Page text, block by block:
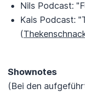
Nils Podcast:
Kais Podcast:
(
Shownotes
(Bei den